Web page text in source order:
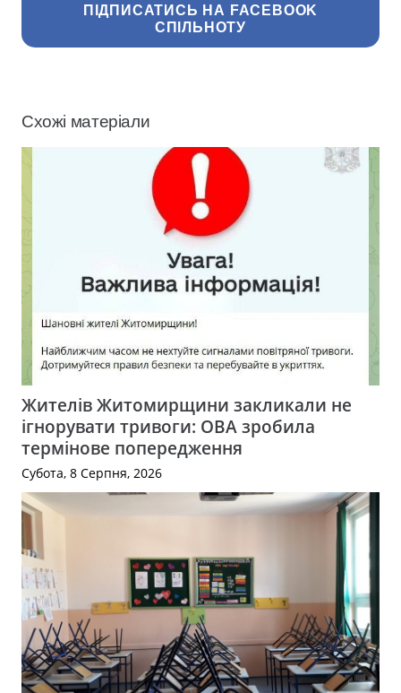
ПІДПИСАТИСЬ НА FACEBOOK
СПІЛЬНОТУ
Схожі матеріали
Жителів Житомирщини закликали не
ігнорувати тривоги: ОВА зробила
термінове попередження
Субота, 8 Серпня, 2026